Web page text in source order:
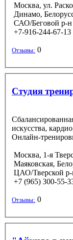
Москва, ул.
Динамо,
САО/Беговой р-н
+7-916-244-67-13
Отзывы: 0
Студия
искусства,
Онлайн-
Москва, 1-я
Маяковская,
ЦАО/Тверской р-
+7 (965) 300-55-
Отзывы: 0